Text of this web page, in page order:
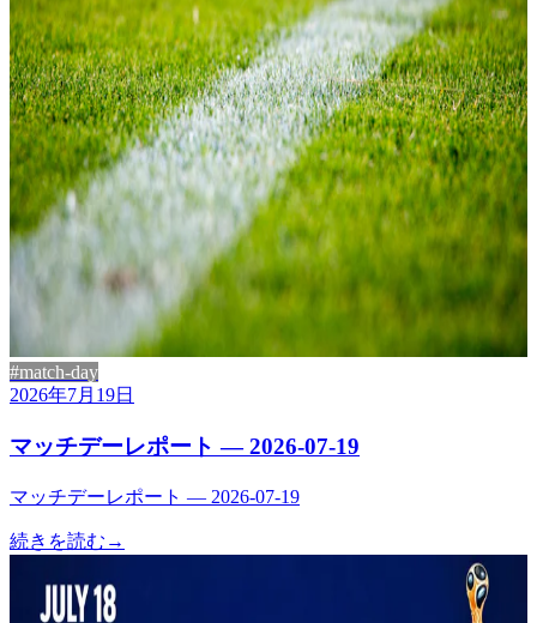
#match-day
2026年7月19日
マッチデーレポート — 2026-07-19
マッチデーレポート — 2026-07-19
続きを読む →